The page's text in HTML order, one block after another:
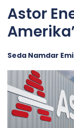
Astor
Seda Namdar